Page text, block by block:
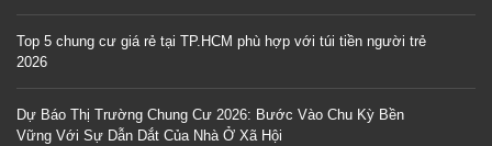
Top 5 chung cư giá rẻ tại TP.HCM phù hợp với túi tiền người trẻ
2026
Dự Báo Thị Trường Chung Cư 2026: Bước Vào Chu Kỳ Bền
Vững Với Sự Dẫn Dắt Của Nhà Ở Xã Hội